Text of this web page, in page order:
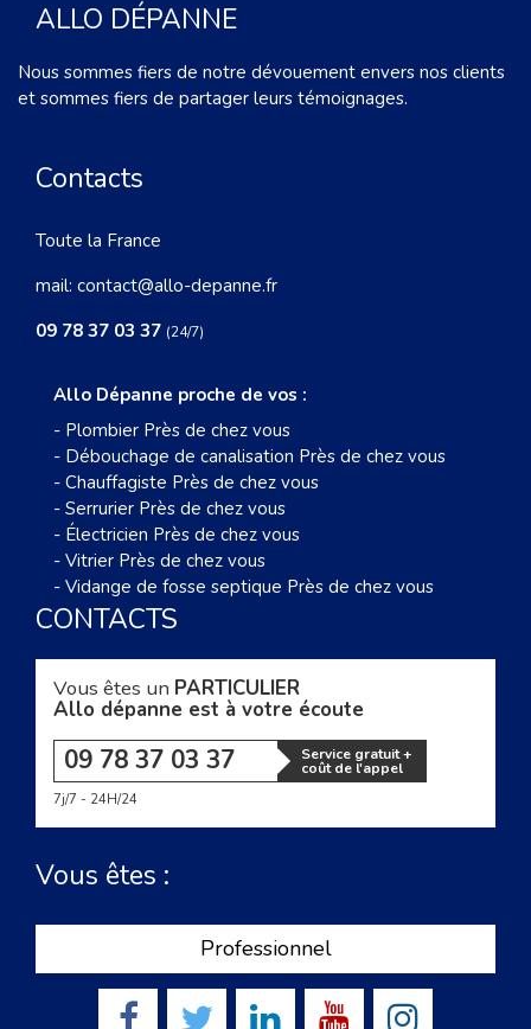
ALLO DÉPANNE
Nous sommes fiers de notre dévouement envers nos clients
et sommes fiers de partager leurs témoignages.
Contacts
Toute la France
mail: contact@allo-depanne.fr
09 78 37 03 37 (24/7)
Allo Dépanne proche de vos :
- Plombier Près de chez vous
- Débouchage de canalisation Près de chez vous
- Chauffagiste Près de chez vous
- Serrurier Près de chez vous
- Électricien Près de chez vous
- Vitrier Près de chez vous
- Vidange de fosse septique Près de chez vous
CONTACTS
Vous êtes un PARTICULIER
Allo dépanne est à votre écoute
09 78 37 03 37 Service gratuit +
coût de l'appel
7j/7 - 24H/24
Vous êtes :
Professionnel